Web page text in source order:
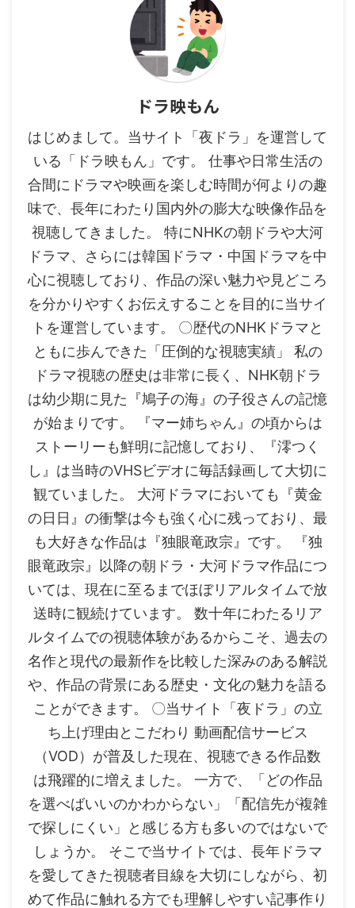
ドラ映もん
はじめまして。当サイト「夜ドラ」を運営して
いる「ドラ映もん」です。 仕事や日常生活の
合間にドラマや映画を楽しむ時間が何よりの趣
味で、長年にわたり国内外の膨大な映像作品を
視聴してきました。 特にNHKの朝ドラや大河
ドラマ、さらには韓国ドラマ・中国ドラマを中
心に視聴しており、作品の深い魅力や見どころ
を分かりやすくお伝えすることを目的に当サイ
トを運営しています。 〇歴代のNHKドラマと
ともに歩んできた「圧倒的な視聴実績」 私の
ドラマ視聴の歴史は非常に長く、NHK朝ドラ
は幼少期に見た『鳩子の海』の子役さんの記憶
が始まりです。 『マー姉ちゃん』の頃からは
ストーリーも鮮明に記憶しており、『澪つく
し』は当時のVHSビデオに毎話録画して大切に
観ていました。 大河ドラマにおいても『黄金
の日日』の衝撃は今も強く心に残っており、最
も大好きな作品は『独眼竜政宗』です。 『独
眼竜政宗』以降の朝ドラ・大河ドラマ作品につ
いては、現在に至るまでほぼリアルタイムで放
送時に観続けています。 数十年にわたるリア
ルタイムでの視聴体験があるからこそ、過去の
名作と現代の最新作を比較した深みのある解説
や、作品の背景にある歴史・文化の魅力を語る
ことができます。 〇当サイト「夜ドラ」の立
ち上げ理由とこだわり 動画配信サービス
（VOD）が普及した現在、視聴できる作品数
は飛躍的に増えました。 一方で、「どの作品
を選べばいいのかわからない」「配信先が複雑
で探しにくい」と感じる方も多いのではないで
しょうか。 そこで当サイトでは、長年ドラマ
を愛してきた視聴者目線を大切にしながら、初
めて作品に触れる方でも理解しやすい記事作り